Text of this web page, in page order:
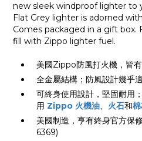
new sleek windproof lighter to
Flat Grey lighter is adorned
Comes packaged in a gift box.
fill with Zippo lighter fuel.
美國Zippo防風打火機，皆
全金屬結構；防風設計幾乎
可終身使用設計，堅固耐用
用 Zippo 火機油、 火石和
美國制造，亨有終身官方保
6369)